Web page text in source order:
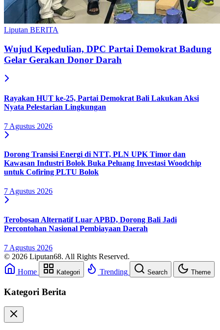
Liputan BERITA
Wujud Kepedulian, DPC Partai Demokrat Badung
Gelar Gerakan Donor Darah
Rayakan HUT ke-25, Partai Demokrat Bali Lakukan Aksi
Nyata Pelestarian Lingkungan
7 Agustus 2026
Dorong Transisi Energi di NTT, PLN UPK Timor dan
Kawasan Industri Bolok Buka Peluang Investasi Woodchip
untuk Cofiring PLTU Bolok
7 Agustus 2026
Terobosan Alternatif Luar APBD, Dorong Bali Jadi
Percontohan Nasional Pembiayaan Daerah
7 Agustus 2026
© 2026 Liputan68. All Rights Reserved.
Home
Kategori Trending Search Theme
Kategori Berita